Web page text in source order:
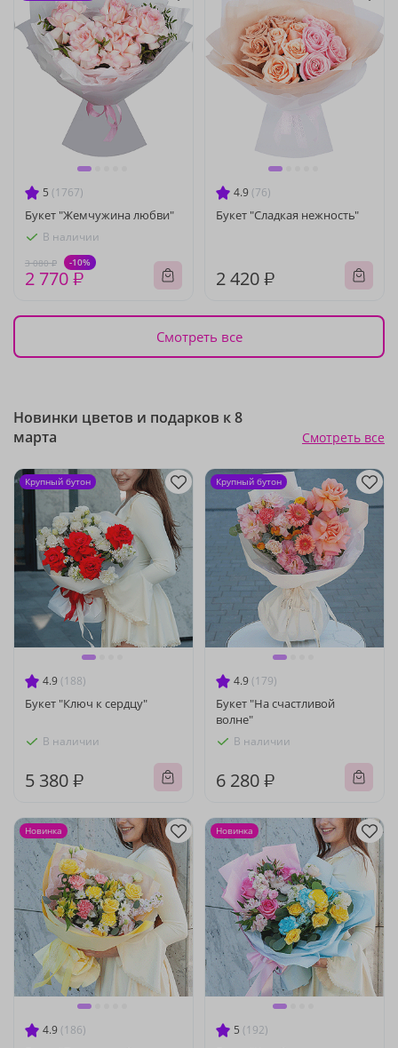
5 (1767)
Букет "Жемчужина любви"
В наличии
3 080 ₽ -10%
2 770 ₽
4.9 (76)
Букет "Сладкая нежность"
2 420 ₽
Смотреть все
Новинки цветов и подарков к 8
марта
Смотреть все
4.9 (188)
Букет "Ключ к сердцу"
В наличии
5 380 ₽
Крупный бутон
4.9 (179)
Букет "На счастливой
волне"
В наличии
6 280 ₽
Крупный бутон
4.9 (186)
Новинка
5 (192)
Новинка